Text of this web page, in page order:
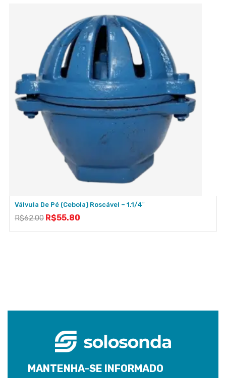
Válvula De Pé (cebola) Roscável – 1.1/4″
R$62.00 R$55.80
MANTENHA-SE INFORMADO